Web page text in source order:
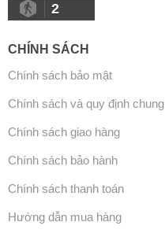
2
CHÍNH SÁCH
Chính sách bảo mật
Chính sách và quy định chung
Chính sách giao hàng
Chính sách bảo hành
Chính sách thanh toán
Hướng dẫn mua hàng